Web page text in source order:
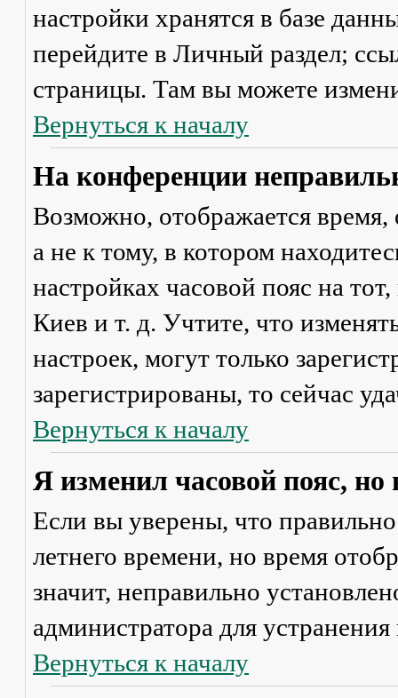
настройки хранятся в базе
перейдите в Личный раздел;
страницы. Там вы можете
Вернуться к началу
На конференции
Возможно, отображается время,
а не к тому, в котором
настройках часовой пояс на
Киев и т. д. Учтите, что
настроек, могут только
зарегистрированы, то сейчас
Вернуться к началу
Я изменил часовой пояс,
Если вы уверены, что
летнего времени, но время
значит, неправильно
администратора для
Вернуться к началу